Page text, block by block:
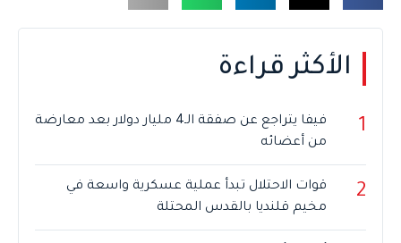
الأكثر قراءة
1
فيفا يتراجع عن صفقة الـ4 مليار دولار بعد معارضة
من أعضائه
2
قوات الاحتلال تبدأ عملية عسكرية واسعة في
مخيم قلنديا بالقدس المحتلة